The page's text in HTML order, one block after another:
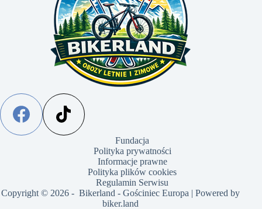
Fundacja
Polityka prywatności
Informacje prawne
Polityka plików cookies
Regulamin Serwisu
Copyright © 2026 - Bikerland - Gościniec Europa | Powered by
biker.land